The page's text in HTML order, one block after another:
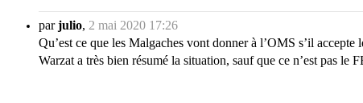
parjulio, 2 mai 2020 17:26
Qu’est ce que les Malgaches vont donner à l’OMS s’il
Warzat a très bien résumé la situation, sauf que ce n’est pas